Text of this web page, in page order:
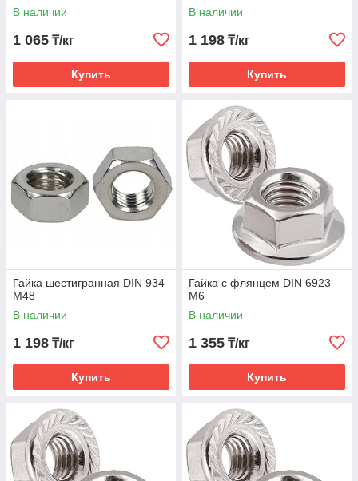
В наличии
1 065 ₸/кг
Купить
В наличии
1 198 ₸/кг
Купить
Гайка шестигранная DIN 934
М48
В наличии
1 198 ₸/кг
Купить
Гайка с флянцем DIN 6923
М6
В наличии
1 355 ₸/кг
Купить